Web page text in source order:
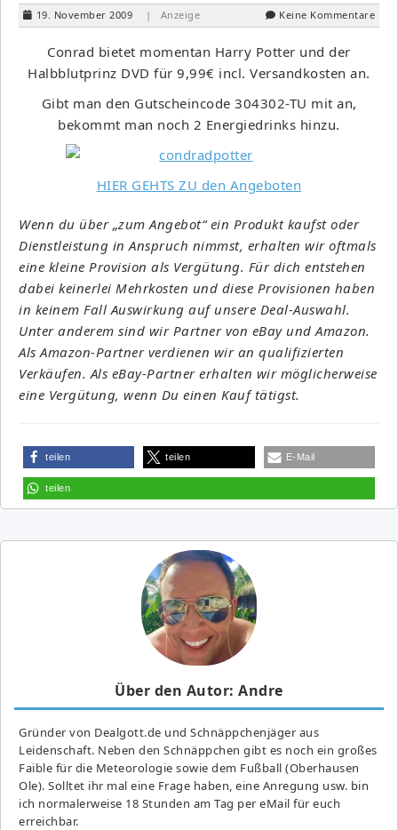
19. November 2009 | Anzeige Keine Kommentare
Conrad bietet momentan Harry Potter und der
Halbblutprinz DVD für 9,99€ incl. Versandkosten an.
Gibt man den Gutscheincode 304302-TU mit an,
bekommt man noch 2 Energiedrinks hinzu.
HIER GEHTS ZU den Angeboten
Wenn du über „zum Angebot“ ein Produkt kaufst oder
Dienstleistung in Anspruch nimmst, erhalten wir oftmals
eine kleine Provision als Vergütung. Für dich entstehen
dabei keinerlei Mehrkosten und diese Provisionen haben
in keinem Fall Auswirkung auf unsere Deal-Auswahl.
Unter anderem sind wir Partner von eBay und Amazon.
Als Amazon-Partner verdienen wir an qualifizierten
Verkäufen. Als eBay-Partner erhalten wir möglicherweise
eine Vergütung, wenn Du einen Kauf tätigst.
teilen teilen E-Mail
teilen
Über den Autor: Andre
Gründer von Dealgott.de und Schnäppchenjäger aus
Leidenschaft. Neben den Schnäppchen gibt es noch ein großes
Fai­ble für die Meteorologie sowie dem Fußball (Oberhausen
Ole). Solltet ihr mal eine Frage haben, eine Anregung usw. bin
ich normalerweise 18 Stunden am Tag per eMail für euch
erreichbar.